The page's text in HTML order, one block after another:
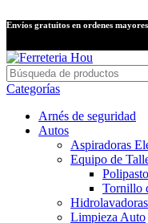
Envíos gratuitos en ordenes
Categorías
Arnés de seguridad
Autos
Aspiradoras
Equipo de
Tornillo
Hidrolavadoras
Limpieza Auto